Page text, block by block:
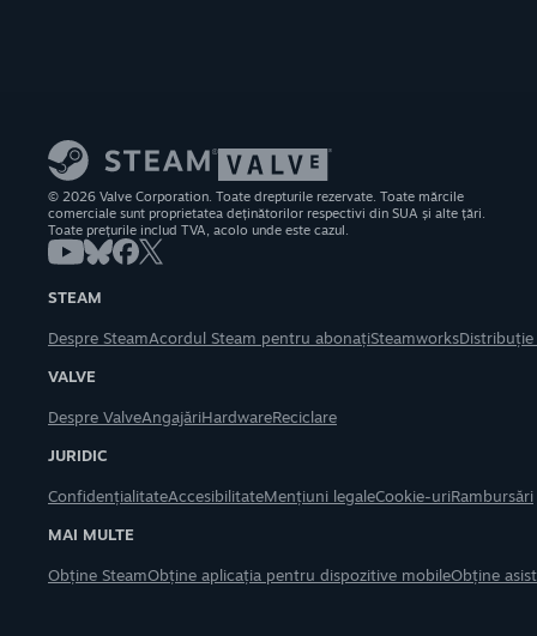
© 2026 Valve Corporation. Toate drepturile rezervate. Toate mărcile
comerciale sunt proprietatea deținătorilor respectivi din SUA și alte țări.
Toate prețurile includ TVA, acolo unde este cazul.
STEAM
Despre SteamAcordul Steam pentru abonațiSteamworksDistribuție
VALVE
Despre ValveAngajăriHardwareReciclare
JURIDIC
ConfidențialitateAccesibilitateMențiuni legaleCookie-uriRambursări
MAI MULTE
Obține SteamObține aplicația pentru dispozitive mobileObține